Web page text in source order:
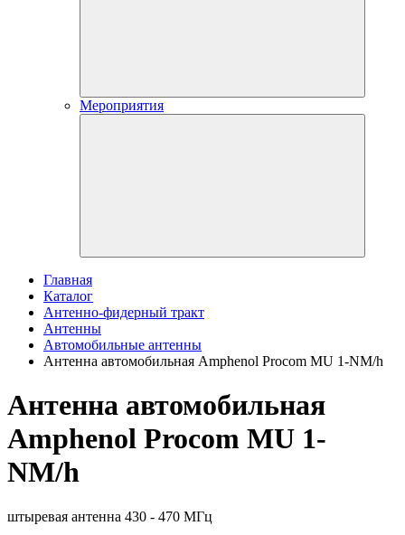
Мероприятия
Главная
Каталог
Антенно-фидерный тракт
Антенны
Автомобильные антенны
Антенна автомобильная Amphenol Procom MU 1-NM/h
Антенна автомобильная
Amphenol Procom MU 1-
NM/h
штыревая антенна 430 - 470 МГц